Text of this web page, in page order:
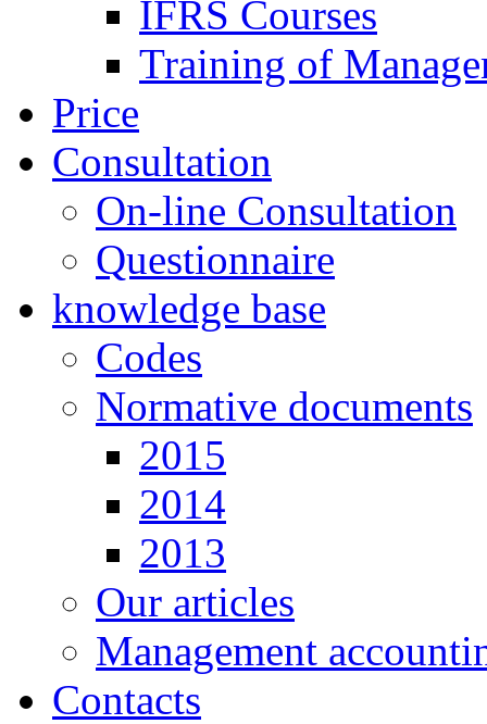
IFRS Courses
Training of
Price
Consultation
On-line Consultation
Questionnaire
knowledge base
Codes
Normative documents
2015
2014
2013
Our articles
Management
Contacts